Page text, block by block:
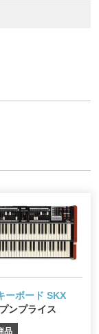
ーボード SKX
ンプライス
品